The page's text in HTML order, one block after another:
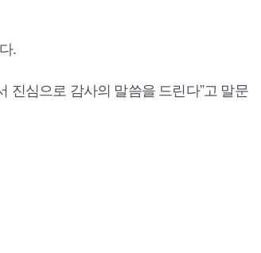
.
진심으로 감사의 말씀을 드린다”고 말문